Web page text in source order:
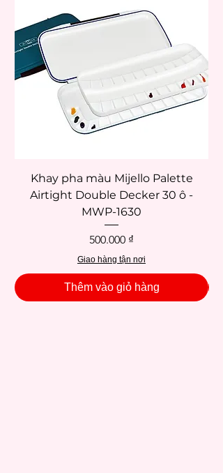
Khay pha màu Mijello Palette
Airtight Double Decker 30 ô -
MWP-1630
Giá
500.000 ₫
Giao hàng tận nơi
Thêm vào giỏ hàng